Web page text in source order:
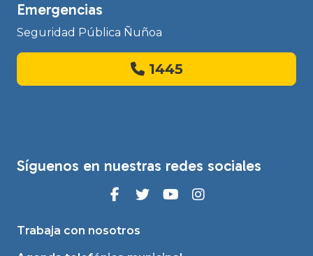
Emergencias
Seguridad Pública Ñuñoa
1445
Síguenos en nuestras redes sociales
Trabaja con nosotros